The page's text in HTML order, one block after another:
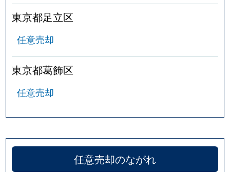
東京都足立区
任意売却
東京都葛飾区
任意売却
任意売却のながれ